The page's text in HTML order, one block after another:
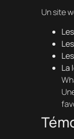
Un site
La